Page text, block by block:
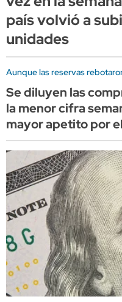
país volvió a
unidades
Aunque las reservas
Se diluyen las
la menor cifra
mayor apetito por